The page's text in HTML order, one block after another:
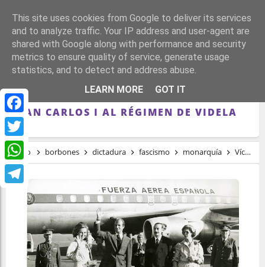
Facebook
Twitter
WhatsApp
Telegram
VÍCTIMAS ESPAÑOLAS DE LA DICTADURA
ARGENTINA DENUNCIAN EL APOYO DE
JUAN CARLOS I AL RÉGIMEN DE VIDELA
Inicio borbones dictadura fascismo monarquía Víctimas españolas de la dictadura argentina denuncian el apoyo de Juan Carlos I al régimen de Videla
This site uses cookies from Google to deliver its services
and to analyze traffic. Your IP address and user-agent are
shared with Google along with performance and security
metrics to ensure quality of service, generate usage
statistics, and to detect and address abuse.
LEARN MORE
GOT IT